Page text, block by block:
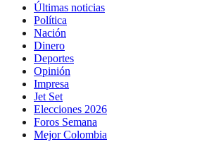
Últimas noticias
Política
Nación
Dinero
Deportes
Opinión
Impresa
Jet Set
Elecciones 2026
Foros Semana
Mejor Colombia